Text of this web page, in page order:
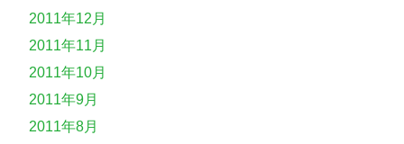
2011年12月
2011年11月
2011年10月
2011年9月
2011年8月